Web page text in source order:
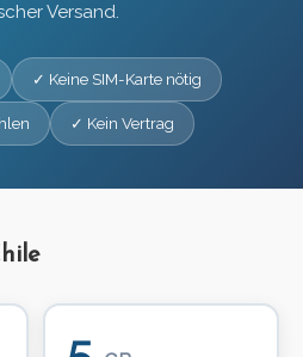
Versand.
✓ Keine SIM-Karte nötig
✓ Kein Vertrag